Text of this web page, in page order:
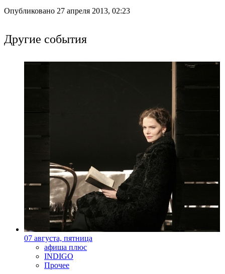
Опубликовано 27 апреля 2013, 02:23
Другие события
07 августа, пятница
афиша плюс
INDIGO
Прочее